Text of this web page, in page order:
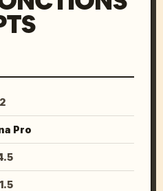
Pro